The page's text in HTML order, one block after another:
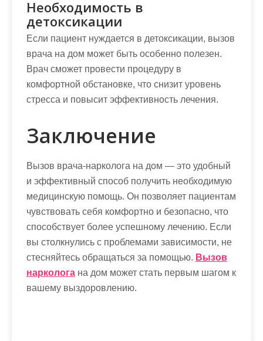
Необходимость в
детоксикации
Если пациент нуждается в детоксикации, вызов
врача на дом может быть особенно полезен.
Врач сможет провести процедуру в
комфортной обстановке, что снизит уровень
стресса и повысит эффективность лечения.
Заключение
Вызов врача-нарколога на дом — это удобный
и эффективный способ получить необходимую
медицинскую помощь. Он позволяет пациентам
чувствовать себя комфортно и безопасно, что
способствует более успешному лечению. Если
вы столкнулись с проблемами зависимости, не
стесняйтесь обращаться за помощью. Вызов
нарколога на дом может стать первым шагом к
вашему выздоровлению.